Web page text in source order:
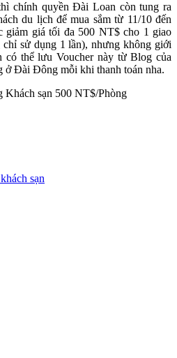
chính quyền Đài Loan còn tung ra
du lịch để mua sắm từ 11/10 đến
giảm giá tối đa 500 NT$ cho 1 giao
chỉ sử dụng 1 lần), nhưng không giới
có thể lưu Voucher này từ Blog của
ở Đài Đông mỗi khi thanh toán nha.
sạn